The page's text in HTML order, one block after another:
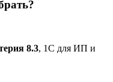
8.3, 1С для ИП и